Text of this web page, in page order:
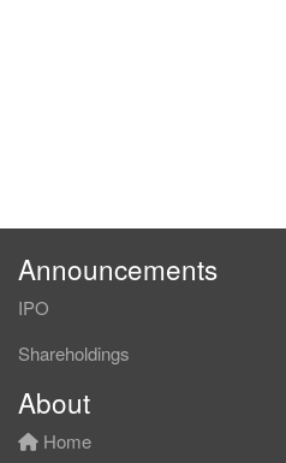
Announcements
IPO
Shareholdings
About
Home